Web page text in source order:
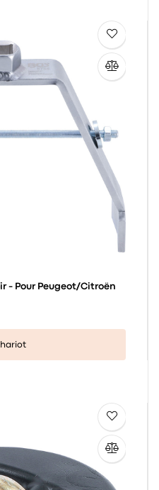
- Pour Peugeot/Citroën